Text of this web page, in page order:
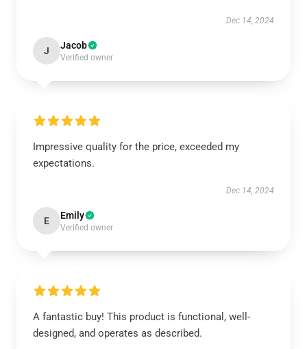
Dec 14, 2024
J Jacob
Verified owner
Impressive quality for the price, exceeded my
expectations.
Dec 14, 2024
E Emily
Verified owner
A fantastic buy! This product is functional, well-
designed, and operates as described.